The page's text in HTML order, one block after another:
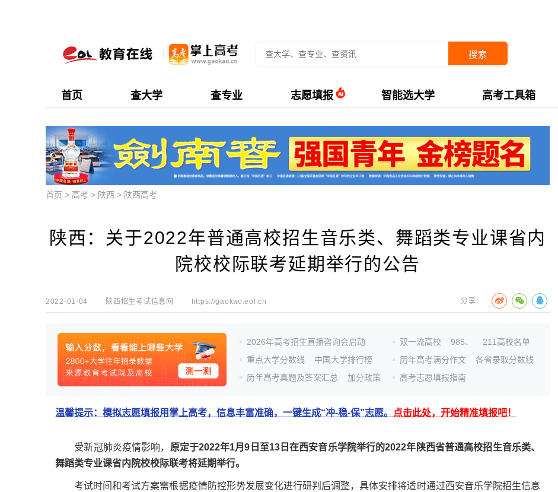
搜索
首页 查大学 查专业 志愿填报 智能选大学 高考工具箱
首页 > 高考 > 陕西 > 陕西高考
陕西：关于2022年普通高校招生音乐类、舞蹈类专业课省内
院校校际联考延期举行的公告
2022-01-04 陕西招生考试信息网 https://gaokao.eol.cn 分享：
2026年高考招生直播咨询会启动
重点大学分数线
中国大学排行榜
历年高考真题及答案汇总
加分政策
双一流高校 985、
211高校名单
历年高考满分作文
各省录取分数线
高考志愿填报指南
温馨提示：模拟志愿填报用掌上高考，信息丰富准确，一键生成“冲-稳-保”志愿。 点击此处，开始精准填报吧！
受新冠肺炎疫情影响， 原定于2022年1月9日至13日在西安音乐学院举行的2022年陕西省普通高校招生音乐类、
舞蹈类专业课省内院校校际联考将延期举行。
考试时间和考试方案需根据疫情防控形势发展变化进行研判后调整，具体安排将适时通过西安音乐学院招生信息